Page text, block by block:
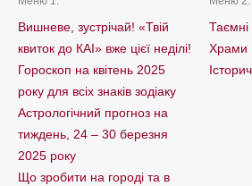
Вишневе, зустрічай! «Твій
квиток до КАІ» вже цієї неділі!
Гороскоп на квітень 2025
року для всіх знаків зодіаку
Астрологічний прогноз на
тиждень, 24 – 30 березня
2025 року
Що зробити на городі та в
Таємні
Храми